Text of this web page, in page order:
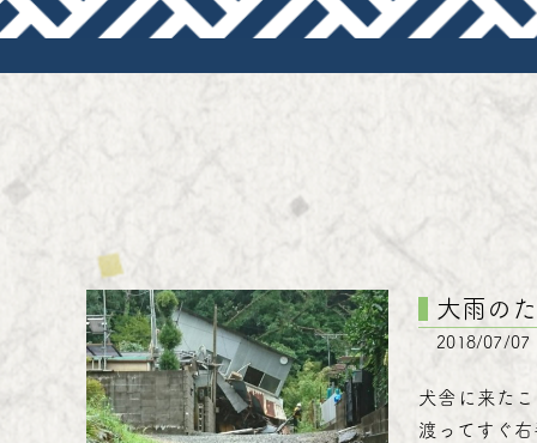
大雨の
2018/07/07
犬舎に来た
渡ってすぐ